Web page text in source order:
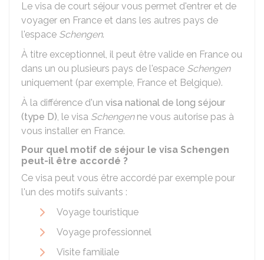
Le visa de court séjour vous permet d'entrer et de
voyager en France et dans les autres pays de
l'espace Schengen.
À titre exceptionnel, il peut être valide en France ou
dans un ou plusieurs pays de l'espace Schengen
uniquement (par exemple, France et Belgique).
À la différence d'un visa national de long séjour
(type D), le visa Schengenne vous autorise pas à
vous installer en France.
Pour quel motif de séjour le visa Schengen
peut-il être accordé ?
Ce visa peut vous être accordé par exemple pour
l'un des motifs suivants :
Voyage touristique
Voyage professionnel
Visite familiale